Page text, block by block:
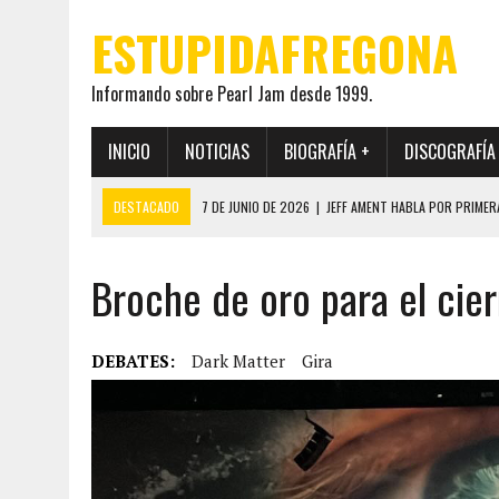
ESTUPIDAFREGONA
Informando sobre Pearl Jam desde 1999.
INICIO NOTICIAS BIOGRAFÍA +
DESTACADO 7 DE JUNIO DE 2026 | JEFF AMENT HABLA POR
19 DE MAYO DE 2026
EL ENCUENTRO ENTRE NEIL YOUNG Y PEARL
12 DE MAYO DE 2026 | PEARL JAM REAPARECEN EN OHANA 2026 EN
28 DE JULIO DE 2026 | JEFF AMENT PUBLICA SINCE FOREVER, UN
Broche de oro para el
DEBATES: Dark Matter Gira